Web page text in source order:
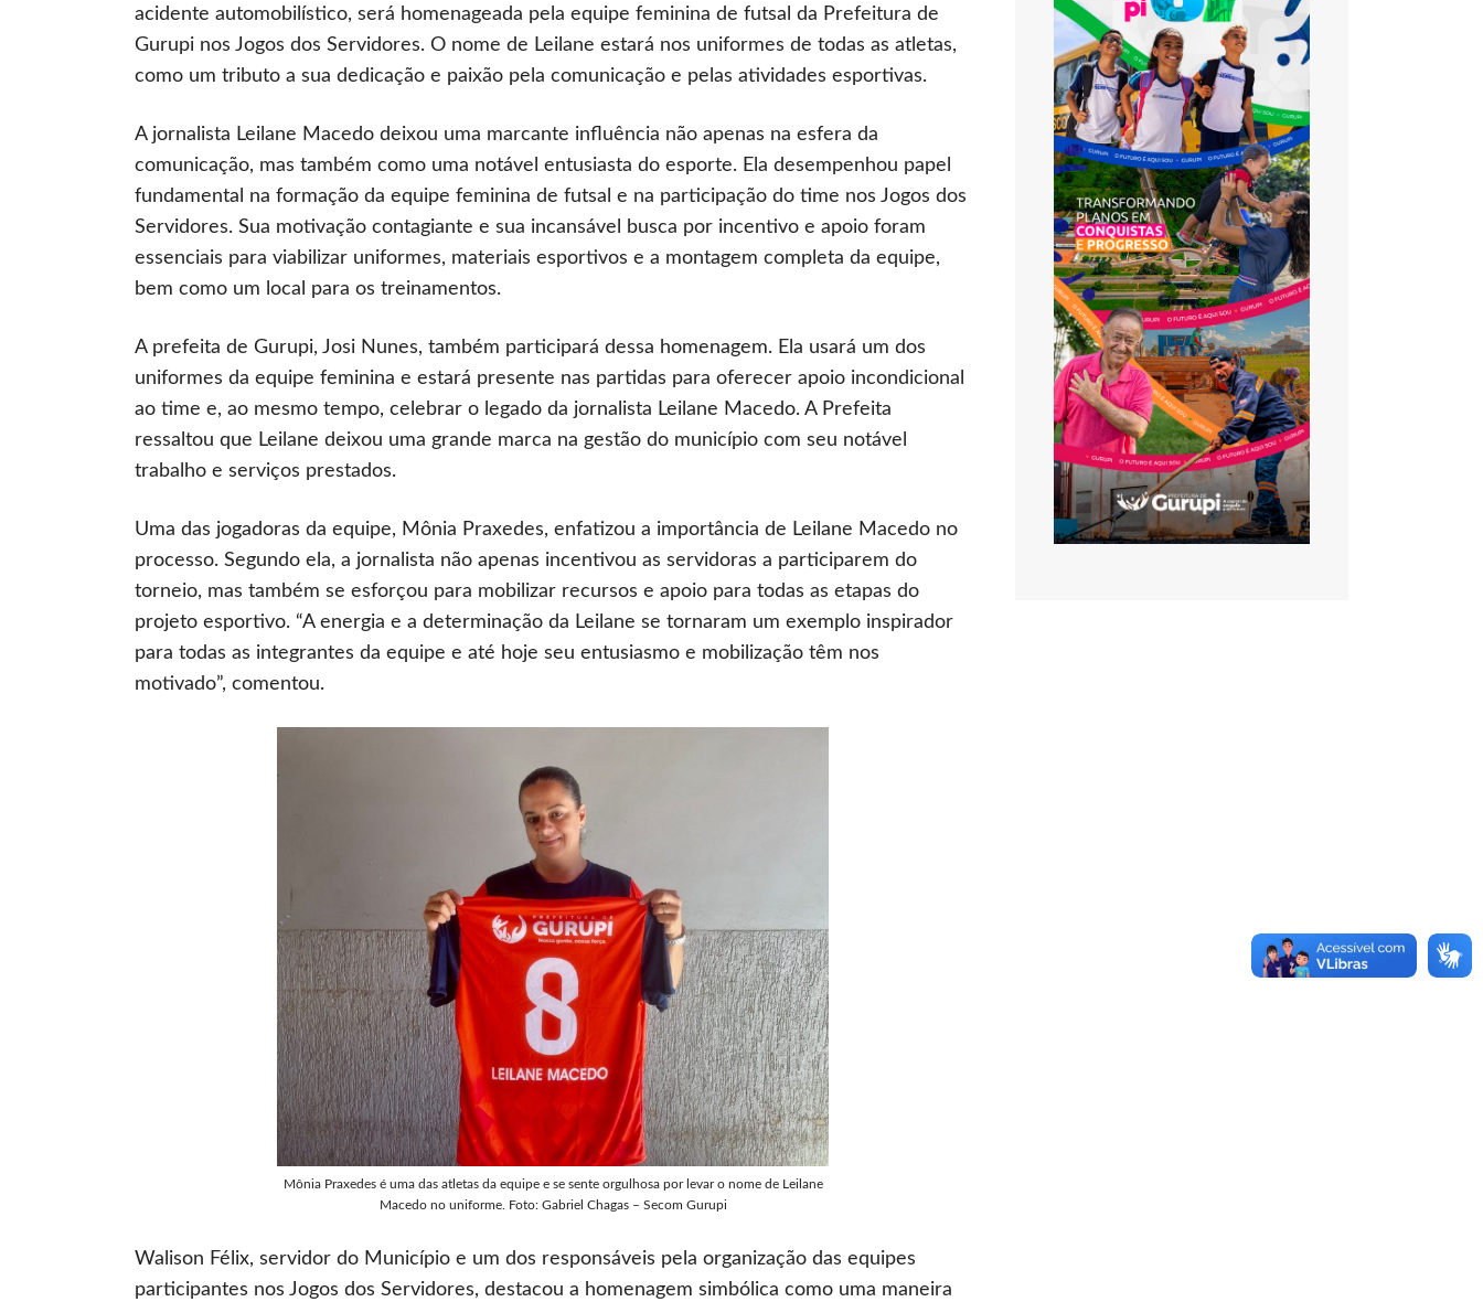
acidente automobilístico, será homenageada pela equipe feminina de futsal da Prefeitura de
Gurupi nos Jogos dos Servidores. O nome de Leilane estará nos uniformes de todas as atletas,
como um tributo a sua dedicação e paixão pela comunicação e pelas atividades esportivas.
A jornalista Leilane Macedo deixou uma marcante influência não apenas na esfera da
comunicação, mas também como uma notável entusiasta do esporte. Ela desempenhou papel
fundamental na formação da equipe feminina de futsal e na participação do time nos Jogos dos
Servidores. Sua motivação contagiante e sua incansável busca por incentivo e apoio foram
essenciais para viabilizar uniformes, materiais esportivos e a montagem completa da equipe,
bem como um local para os treinamentos.
A prefeita de Gurupi, Josi Nunes, também participará dessa homenagem. Ela usará um dos
uniformes da equipe feminina e estará presente nas partidas para oferecer apoio incondicional
ao time e, ao mesmo tempo, celebrar o legado da jornalista Leilane Macedo. A Prefeita
ressaltou que Leilane deixou uma grande marca na gestão do município com seu notável
trabalho e serviços prestados.
Uma das jogadoras da equipe, Mônia Praxedes, enfatizou a importância de Leilane Macedo no
processo. Segundo ela, a jornalista não apenas incentivou as servidoras a participarem do
torneio, mas também se esforçou para mobilizar recursos e apoio para todas as etapas do
projeto esportivo. “A energia e a determinação da Leilane se tornaram um exemplo inspirador
para todas as integrantes da equipe e até hoje seu entusiasmo e mobilização têm nos
motivado”, comentou.
Mônia Praxedes é uma das atletas da equipe e se sente orgulhosa por levar o nome de Leilane
Macedo no uniforme. Foto: Gabriel Chagas – Secom Gurupi
Walison Félix, servidor do Município e um dos responsáveis pela organização das equipes
participantes nos Jogos dos Servidores, destacou a homenagem simbólica como uma maneira